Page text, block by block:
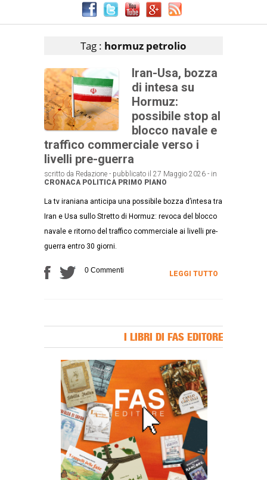
Tag : hormuz petrolio
Iran-Usa, bozza
di intesa su
Hormuz:
possibile stop al
blocco navale e
traffico commerciale verso i
livelli pre-guerra
scritto da Redazione - pubblicato il 27 Maggio 2026 - in
CRONACA POLITICA PRIMO PIANO
La tv iraniana anticipa una possibile bozza d’intesa tra
Iran e Usa sullo Stretto di Hormuz: revoca del blocco
navale e ritorno del traffico commerciale ai livelli pre-
guerra entro 30 giorni.
0 Commenti LEGGI TUTTO
I LIBRI DI FAS EDITORE